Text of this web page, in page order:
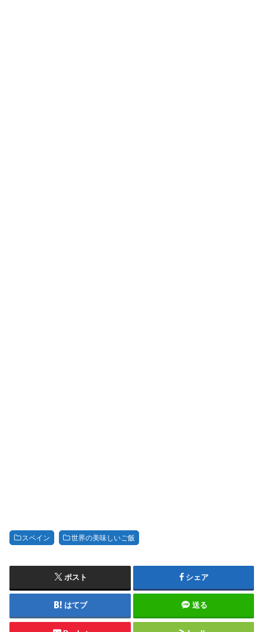
スペイン 世界の美味しいご飯
ポスト シェア
はてブ 送る